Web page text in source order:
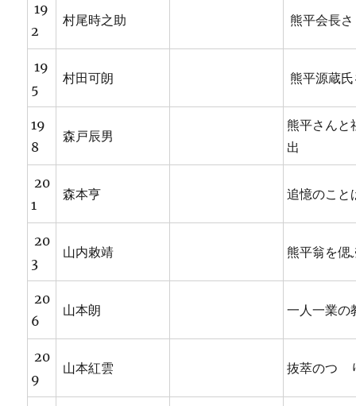
19
2
村尾時之助 熊平会長
19
5
村田可朗 熊平源蔵
19
8
森戸辰男
熊平さんと
出
20
1
森本亨 追憶のこと
20
3
山内敕靖 熊平翁を偲
20
6
山本朗 一人一業の
20
9
山本紅雲 抜萃のつゞ